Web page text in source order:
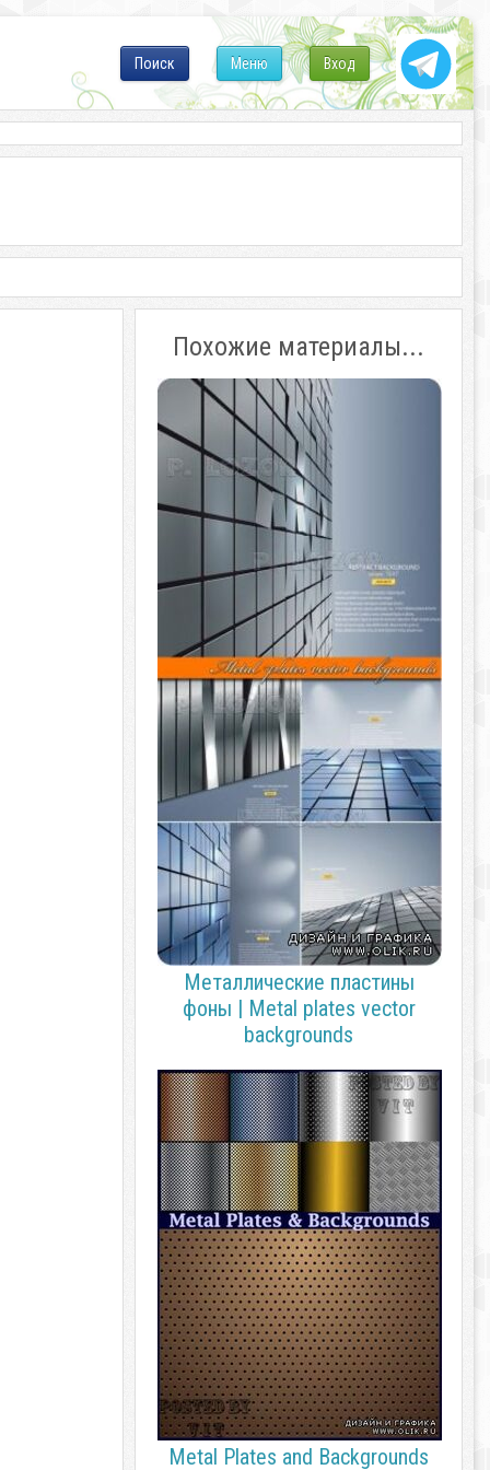
Вход
Меню
Поиск
Похожие материалы...
Металлические пластины
фоны | Metal plates vector
backgrounds
Metal Plates and Backgrounds